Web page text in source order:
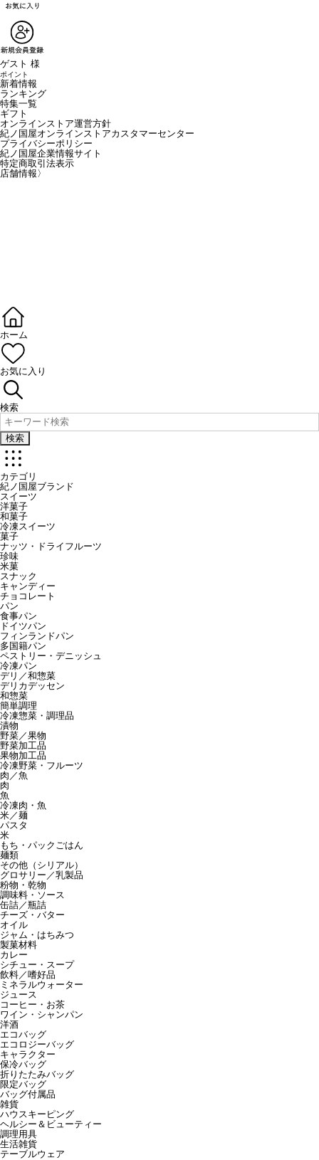
ゲスト 様
ポイント
新着情報
ランキング
特集一覧
ギフト
オンラインストア運営方針
紀ノ国屋オンラインストアカスタマーセンター
プライバシーポリシー
紀ノ国屋企業情報サイト
特定商取引法表示
店舗情報 〉
ホーム
お気に入り
検索
検索
カテゴリ
紀ノ国屋ブランド
スイーツ
洋菓子
和菓子
冷凍スイーツ
菓子
ナッツ・ドライフルーツ
珍味
米菓
スナック
キャンディー
チョコレート
パン
食事パン
ドイツパン
フィンランドパン
多国籍パン
ペストリー・デニッシュ
冷凍パン
デリ／和惣菜
デリカデッセン
和惣菜
簡単調理
冷凍惣菜・調理品
漬物
野菜／果物
野菜加工品
果物加工品
冷凍野菜・フルーツ
肉／魚
肉
魚
冷凍肉・魚
米／麺
パスタ
米
もち・パックごはん
麺類
その他（シリアル）
グロサリー／乳製品
粉物・乾物
調味料・ソース
缶詰／瓶詰
チーズ・バター
オイル
ジャム・はちみつ
製菓材料
カレー
シチュー・スープ
飲料／嗜好品
ミネラルウォーター
ジュース
コーヒー・お茶
ワイン・シャンパン
洋酒
エコバッグ
エコロジーバッグ
キャラクター
保冷バッグ
折りたたみバッグ
限定バッグ
バッグ付属品
雑貨
ハウスキーピング
ヘルシー＆ビューティー
調理用具
生活雑貨
テーブルウェア